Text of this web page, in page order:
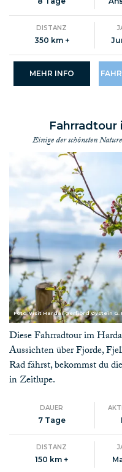
Siehe auch andere
Skitouren
Wanderungen
Kurzurlauben
DISTANZ
350 km +
MEHR INFO
Fahrradtour
Einige der schönsten
Foto: Visit Hardangerfjord Øystein G.
Diese Fahrradtour im
Aussichten über Fjorde,
Rad fährst, bekommst du
in Zeitlupe.
DAUER
7 Tage
DISTANZ
150 km +